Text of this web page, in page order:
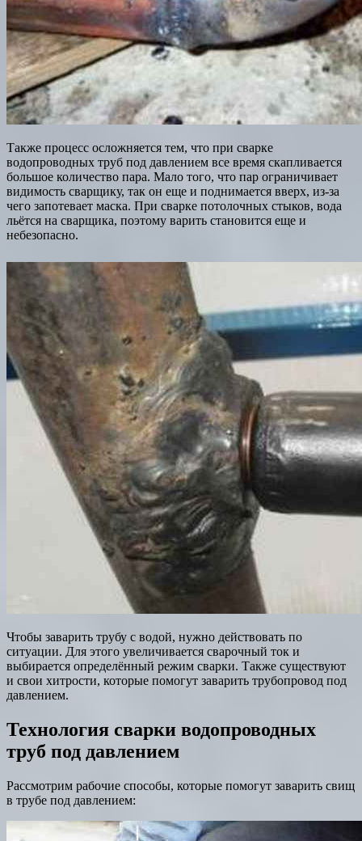
Также процесс осложняется тем, что при сварке
водопроводных труб под давлением все время скапливается
большое количество пара. Мало того, что пар ограничивает
видимость сварщику, так он еще и поднимается вверх, из-за
чего запотевает маска. При сварке потолочных стыков, вода
льётся на сварщика, поэтому варить становится еще и
небезопасно.
Чтобы заварить трубу с водой, нужно действовать по
ситуации. Для этого увеличивается сварочный ток и
выбирается определённый режим сварки. Также существуют
и свои хитрости, которые помогут заварить трубопровод под
давлением.
Технология сварки водопроводных
труб под давлением
Рассмотрим рабочие способы, которые помогут заварить свищ
в трубе под давлением: